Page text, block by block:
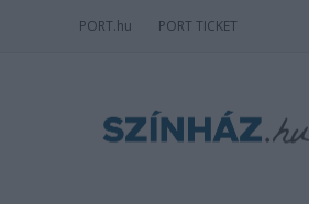
PORT.hu PORT TICKET